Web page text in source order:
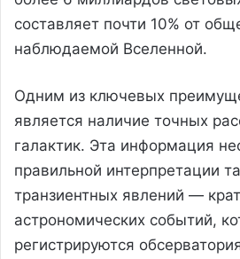
составляет почти 10% от
наблюдаемой Вселенной.
Одним из ключевых
является наличие точных
галактик. Эта информация
правильной интерпретации
транзиентных явлений —
астрономических событий,
регистрируются